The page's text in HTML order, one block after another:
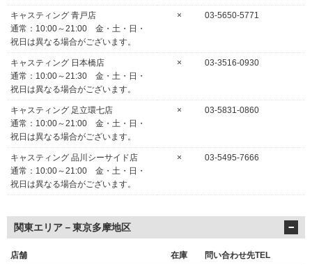
キャスティング 青戸店
通常：10:00～21:00 金・土・日・
祝日は異なる場合がございます。
× 03-5650-5771
キャスティング 日本橋店
通常：10:00～21:30 金・土・日・
祝日は異なる場合がございます。
× 03-3516-0930
キャスティング 足立環七店
通常：10:00～21:00 金・土・日・
祝日は異なる場合がございます。
× 03-5831-0860
キャスティング 品川シーサイド店
通常：10:00～21:00 金・土・日・
祝日は異なる場合がございます。
× 03-5495-7666
関東エリア－東京多摩地区
店舗 在庫 問い合わせ先TEL